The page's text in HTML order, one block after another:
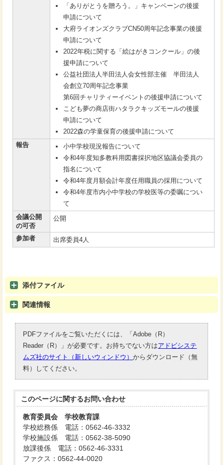
「ありがとうを贈ろう。」キャンペーンの後援
申請について
大府ライオンズクラブCN50周年記念事業の後援
申請について
2022年税に関する「絵はがきコンクール」の後
援申請について
公益社団法人半田法人会女性部主催 半田法人
会創立70周年記念事業
第6回チャリティーイベントの後援申請について
こども夢の商店街ハタラクキッズモールの後援
申請について
2022森の学童保育の後援申請について
報告
小中学校現況報告について
令和4年度知多教科用図書採択地区協議会委員の
指名について
令和4年度月額会計年度任用職員の採用について
令和4年度市内小中学校の学校医等の委嘱につい
て
会議公開
の可否
公開
参加者 出席委員4人
添付ファイル
関連情報
PDFファイルをご覧いただくには、「Adobe（R）
Reader（R）」が必要です。お持ちでない方はアドビシステ
ムズ社のサイト（新しいウィンドウ）からダウンロード（無
料）してください。
このページに関するお問い合わせ
教育委員会 学校教育課
学校総務係 電話：0562-46-3332
学校施設係 電話：0562-38-5090
放課後係 電話：0562-46-3331
ファクス：0562-44-0020